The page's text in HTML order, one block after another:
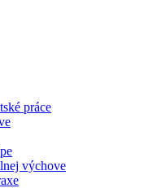
práce
výchove